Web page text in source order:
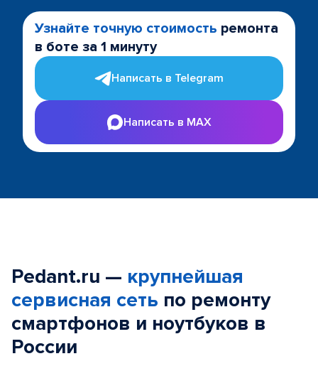
Узнайте точную стоимость ремонта
в боте за 1 минуту
Написать в Telegram
Написать в MAX
Pedant.ru — крупнейшая
сервисная сеть по ремонту
смартфонов и ноутбуков в
России